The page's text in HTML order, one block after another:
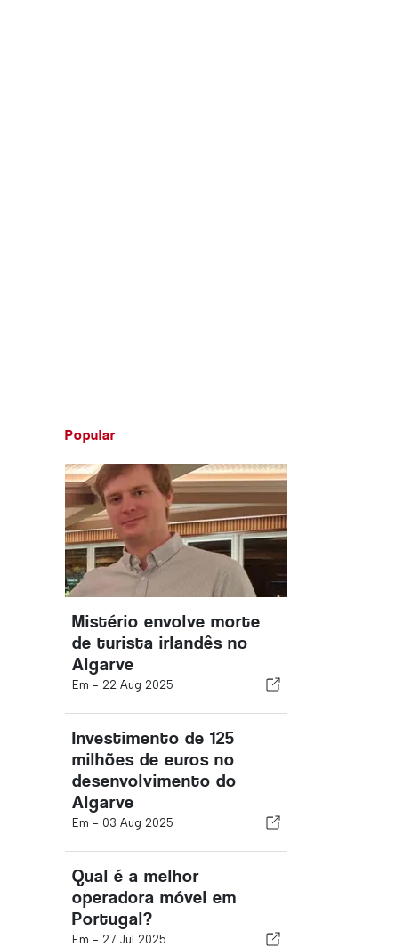
Popular
Mistério envolve morte
de turista irlandês no
Algarve
Em - 22 Aug 2025
Investimento de 125
milhões de euros no
desenvolvimento do
Algarve
Em - 03 Aug 2025
Qual é a melhor
operadora móvel em
Portugal?
Em - 27 Jul 2025